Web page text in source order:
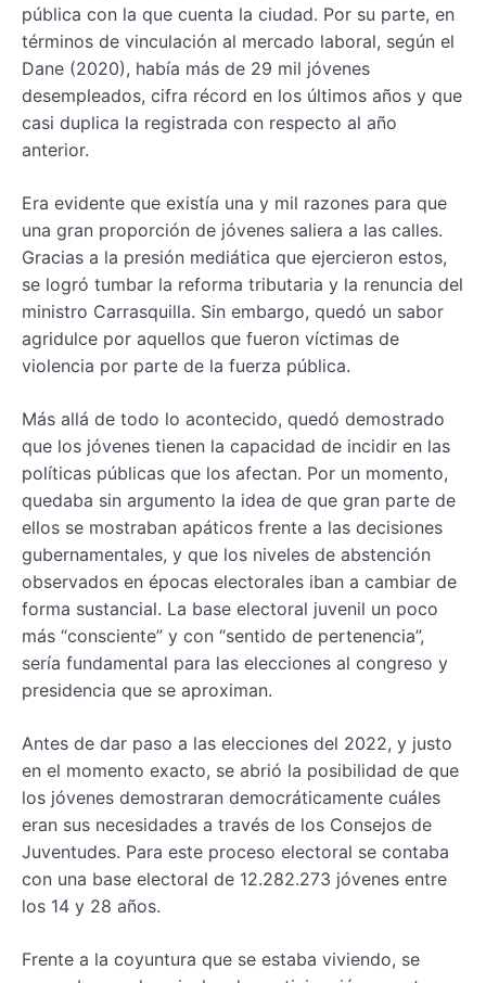
pública con la que cuenta la ciudad. Por su parte, en
términos de vinculación al mercado laboral, según el
Dane (2020), había más de 29 mil jóvenes
desempleados, cifra récord en los últimos años y que
casi duplica la registrada con respecto al año
anterior.
Era evidente que existía una y mil razones para que
una gran proporción de jóvenes saliera a las calles.
Gracias a la presión mediática que ejercieron estos,
se logró tumbar la reforma tributaria y la renuncia del
ministro Carrasquilla. Sin embargo, quedó un sabor
agridulce por aquellos que fueron víctimas de
violencia por parte de la fuerza pública.
Más allá de todo lo acontecido, quedó demostrado
que los jóvenes tienen la capacidad de incidir en las
políticas públicas que los afectan. Por un momento,
quedaba sin argumento la idea de que gran parte de
ellos se mostraban apáticos frente a las decisiones
gubernamentales, y que los niveles de abstención
observados en épocas electorales iban a cambiar de
forma sustancial. La base electoral juvenil un poco
más “consciente” y con “sentido de pertenencia”,
sería fundamental para las elecciones al congreso y
presidencia que se aproximan.
Antes de dar paso a las elecciones del 2022, y justo
en el momento exacto, se abrió la posibilidad de que
los jóvenes demostraran democráticamente cuáles
eran sus necesidades a través de los Consejos de
Juventudes. Para este proceso electoral se contaba
con una base electoral de 12.282.273 jóvenes entre
los 14 y 28 años.
Frente a la coyuntura que se estaba viviendo, se